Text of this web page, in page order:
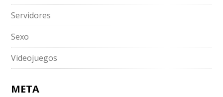
Servidores
Sexo
Videojuegos
META